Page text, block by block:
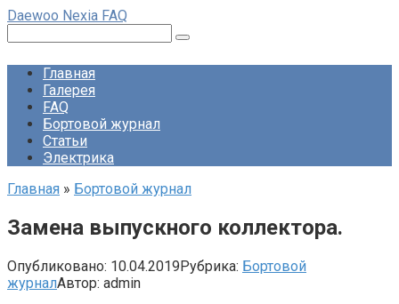
Перейти
контенту
Daewoo Nexia FAQ
Главная
Галерея
FAQ
Бортовой журнал
Статьи
Электрика
Главная » Бортовой журнал
Замена выпускного коллектора.
Опубликовано: 10.04.2019Рубрика: Бортовой
журналАвтор: admin